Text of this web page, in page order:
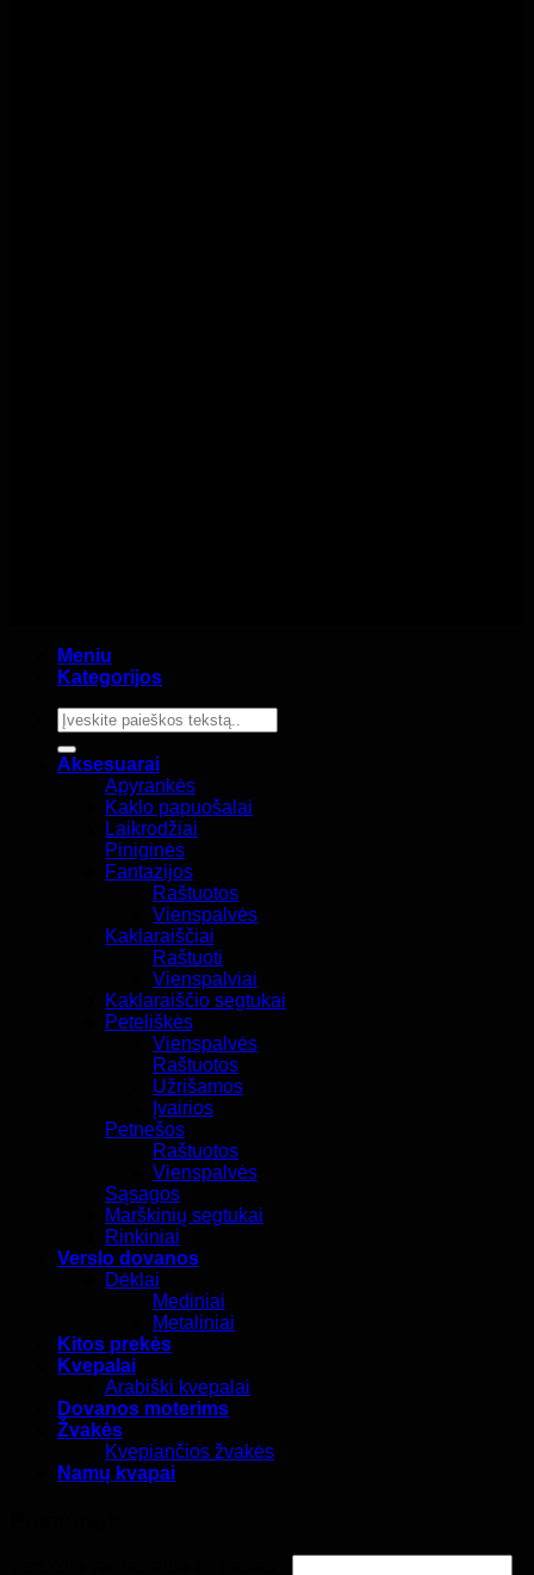
Meniu
Kategorijos
Ieškoti:
Aksesuarai
Apyrankės
Kaklo papuošalai
Laikrodžiai
Piniginės
Fantazijos
Raštuotos
Vienspalvės
Kaklaraiščiai
Raštuoti
Vienspalviai
Kaklaraiščio segtukai
Peteliškės
Vienspalvės
Raštuotos
Užrišamos
Įvairios
Petnešos
Raštuotos
Vienspalvės
Sąsagos
Marškinių segtukai
Rinkiniai
Verslo dovanos
Dėklai
Mediniai
Metaliniai
Kitos prekės
Kvepalai
Arabiški kvepalai
Dovanos moterims
Žvakės
Kvepiančios žvakės
Namų kvapai